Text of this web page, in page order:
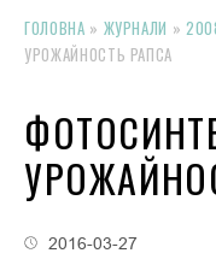
ГОЛОВНА » ЖУРНАЛИ »
УРОЖАЙНОСТЬ РАПСА
2016-03-27